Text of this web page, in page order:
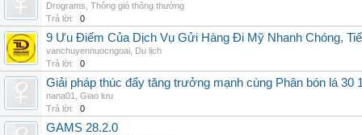
Drograms Thông gió thông thường
Trả lời:
0
9 Ưu Điểm Của Dịch Vụ Gửi Hàng Đi Mỹ Nhanh Chóng,
vanchuyennuocngoai Du lịch
Trả lời:
0
Giải pháp thúc đẩy tăng trưởng mạnh cùng Phân bón lá 30
nana01
Giao lưu
Trả lời:
0
GAMS 28.2.0